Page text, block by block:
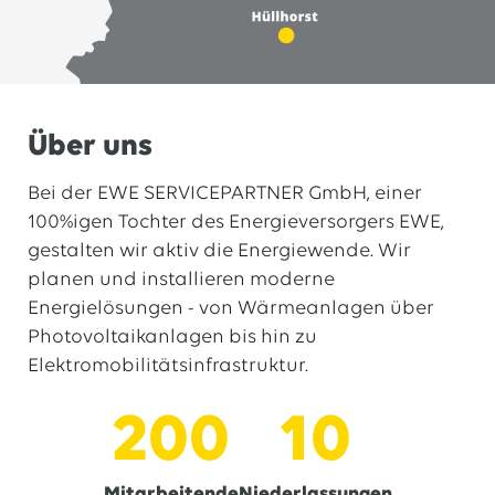
Über uns
Bei der EWE SERVICEPARTNER GmbH, einer
100%igen Tochter des Energieversorgers EWE,
gestalten wir aktiv die Energiewende. Wir
planen und installieren moderne
Energielösungen - von Wärmeanlagen über
Photovoltaikanlagen bis hin zu
Elektromobilitätsinfrastruktur.
200 10